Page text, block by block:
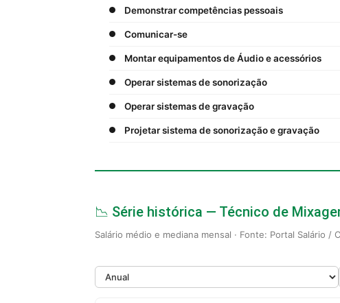
Demonstrar competências pessoais
Comunicar-se
Montar equipamentos de Áudio e acessórios
Operar sistemas de sonorização
Operar sistemas de gravação
Projetar sistema de sonorização e gravação
📉 Série histórica — Técnico de
Salário médio e mediana mensal · Fonte: Portal Salário /